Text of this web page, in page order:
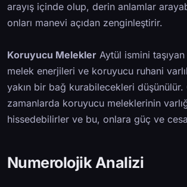
arayış içinde olup, derin anlamlar
onları manevi açıdan zenginleştirir.
Koruyucu Melekler Aytül ismini
melek enerjileri ve koruyucu ruhani
yakın bir bağ kurabilecekleri
zamanlarda koruyucu meleklerinin
hissedebilirler ve bu, onlara güç ve
Numerolojik Analizi